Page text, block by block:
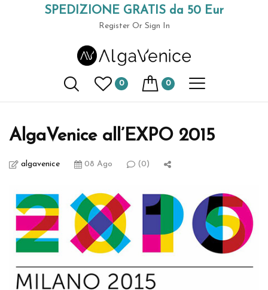
SPEDIZIONE GRATIS da 50 Eur
Register Or Sign In
(+39) 049 9789591
0 0
eventi bio AlgaVenice all’EXPO 2015
AlgaVenice all’EXPO 2015
algavenice 08 Ago (0)